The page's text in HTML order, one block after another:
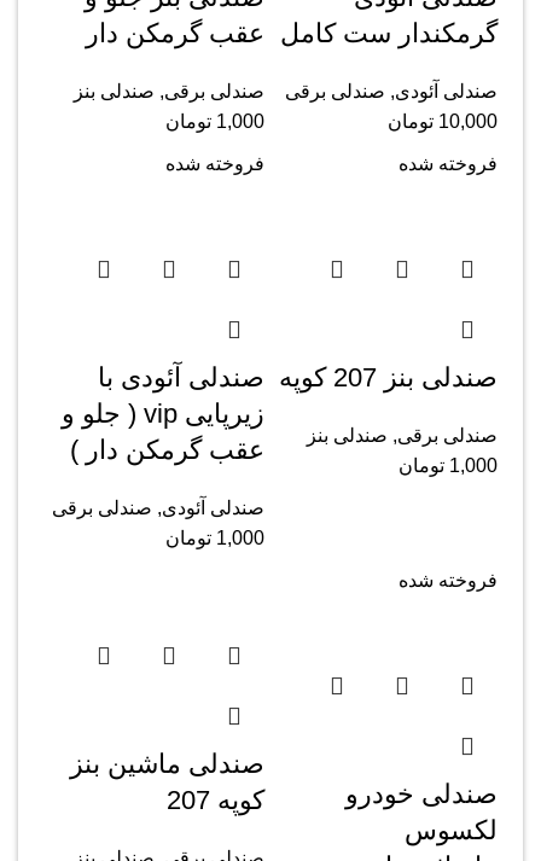
گرمکندار ست کامل
صندلی آئودی, صندلی برقی
10,000 تومان
عقب گرمکن دار
صندلی برقی, صندلی بنز
1,000 تومان
فروخته شده
صندلی بنز 207 کوپه
صندلی برقی, صندلی بنز
1,000 تومان
فروخته شده
صندلی آئودی با
زیرپایی vip ( جلو و
عقب گرمکن دار )
صندلی آئودی, صندلی برقی
1,000 تومان
فروخته شده
صندلی خودرو
لکسوس
صندلی ماشین بنز
کوپه 207